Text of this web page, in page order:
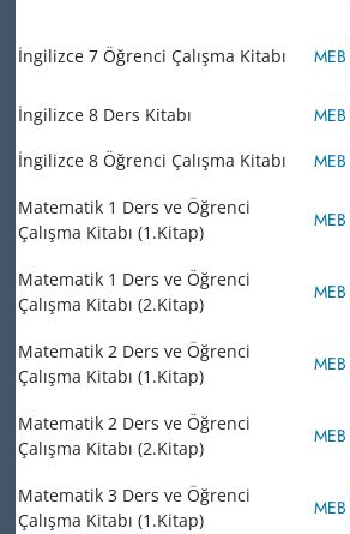
İngilizce 7 Öğrenci Çalışma Kitabı MEB
İngilizce 8 Ders Kitabı MEB
İngilizce 8 Öğrenci Çalışma Kitabı MEB
Matematik 1 Ders ve Öğrenci
Çalışma Kitabı (1.Kitap)
MEB
Matematik 1 Ders ve Öğrenci
Çalışma Kitabı (2.Kitap)
MEB
Matematik 2 Ders ve Öğrenci
Çalışma Kitabı (1.Kitap)
MEB
Matematik 2 Ders ve Öğrenci
Çalışma Kitabı (2.Kitap)
MEB
Matematik 3 Ders ve Öğrenci
Çalışma Kitabı (1.Kitap)
MEB